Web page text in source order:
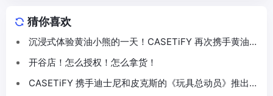
猜你喜欢
沉浸式体验黄油小熊的一天！CASETiFY 再次携手黄油小
熊推出联名系列
开谷店！怎么授权！怎么拿货！
CASETiFY 携手迪士尼和皮克斯的《玩具总动员》推出